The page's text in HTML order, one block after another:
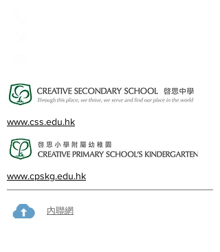
www.css.edu.hk
www.cpskg.edu.hk
內聯網